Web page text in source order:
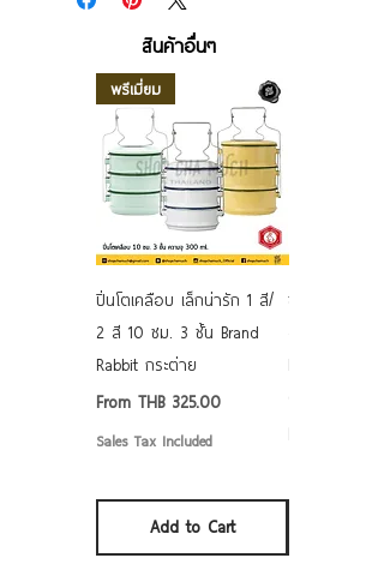
สินค้าอื่นๆ
พรีเมี่ยม
ปิ่นโตเคลือบ เล็กน่ารัก 1 สี/
2 สี 10 ซม. 3 ชั้น Brand
Rabbit กระต่าย
From THB 325.00
Sale Price
Sales Tax Included
Add to Cart
ชามเคลือบ